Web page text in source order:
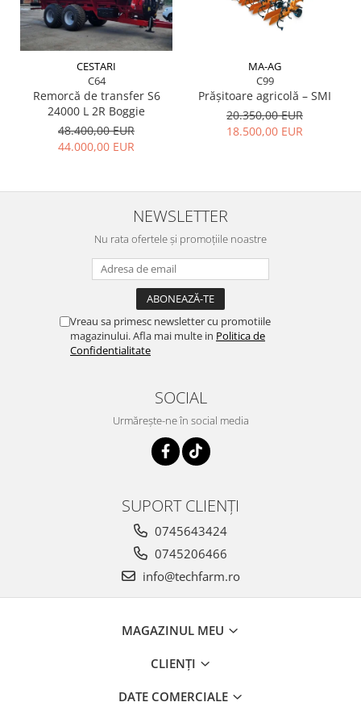
CESTARI
C64
Remorcă de transfer S6
24000 L 2R Boggie
48.400,00 EUR
44.000,00 EUR
MA-AG
C99
Prășitoare agricolă – SMI
20.350,00 EUR
18.500,00 EUR
NEWSLETTER
Nu rata ofertele și promoțiile noastre
Vreau sa primesc newsletter cu promotiile
magazinului. Afla mai multe in Politica de
Confidentialitate
SOCIAL
Urmărește-ne în social media
SUPORT CLIENȚI
0745643424
0745206466
info@techfarm.ro
MAGAZINUL MEU
CLIENȚI
DATE COMERCIALE